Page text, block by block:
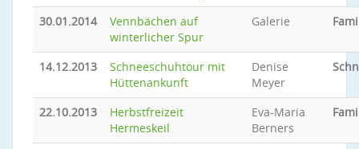
30.01.2014
Vennbächen auf
winterlicher Spur
Galerie
14.12.2013
Schneeschuhtour mit
Hüttenankunft
Denise
Meyer
22.10.2013
Herbstfreizeit
Hermeskeil
Eva-Maria
Berners